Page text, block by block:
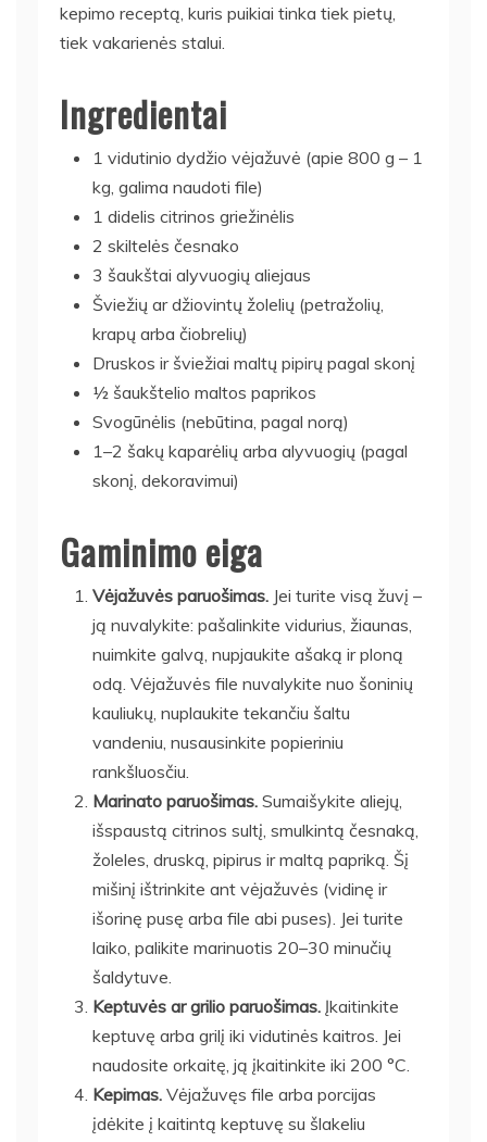
kepimo receptą, kuris puikiai tinka tiek pietų,
tiek vakarienės stalui.
Ingredientai
1 vidutinio dydžio vėjažuvė (apie 800 g – 1
kg, galima naudoti file)
1 didelis citrinos griežinėlis
2 skiltelės česnako
3 šaukštai alyvuogių aliejaus
Šviežių ar džiovintų žolelių (petražolių,
krapų arba čiobrelių)
Druskos ir šviežiai maltų pipirų pagal skonį
½ šaukštelio maltos paprikos
Svogūnėlis (nebūtina, pagal norą)
1–2 šakų kaparėlių arba alyvuogių (pagal
skonį, dekoravimui)
Gaminimo eiga
Vėjažuvės paruošimas. Jei turite visą žuvį –
ją nuvalykite: pašalinkite vidurius, žiaunas,
nuimkite galvą, nupjaukite ašaką ir ploną
odą. Vėjažuvės file nuvalykite nuo šoninių
kauliukų, nuplaukite tekančiu šaltu
vandeniu, nusausinkite popieriniu
rankšluosčiu.
Marinato paruošimas. Sumaišykite aliejų,
išspaustą citrinos sultį, smulkintą česnaką,
žoleles, druską, pipirus ir maltą papriką. Šį
mišinį ištrinkite ant vėjažuvės (vidinę ir
išorinę pusę arba file abi puses). Jei turite
laiko, palikite marinuotis 20–30 minučių
šaldytuve.
Keptuvės ar grilio paruošimas. Įkaitinkite
keptuvę arba grilį iki vidutinės kaitros. Jei
naudosite orkaitę, ją įkaitinkite iki 200 °C.
Kepimas. Vėjažuvęs file arba porcijas
įdėkite į kaitintą keptuvę su šlakeliu